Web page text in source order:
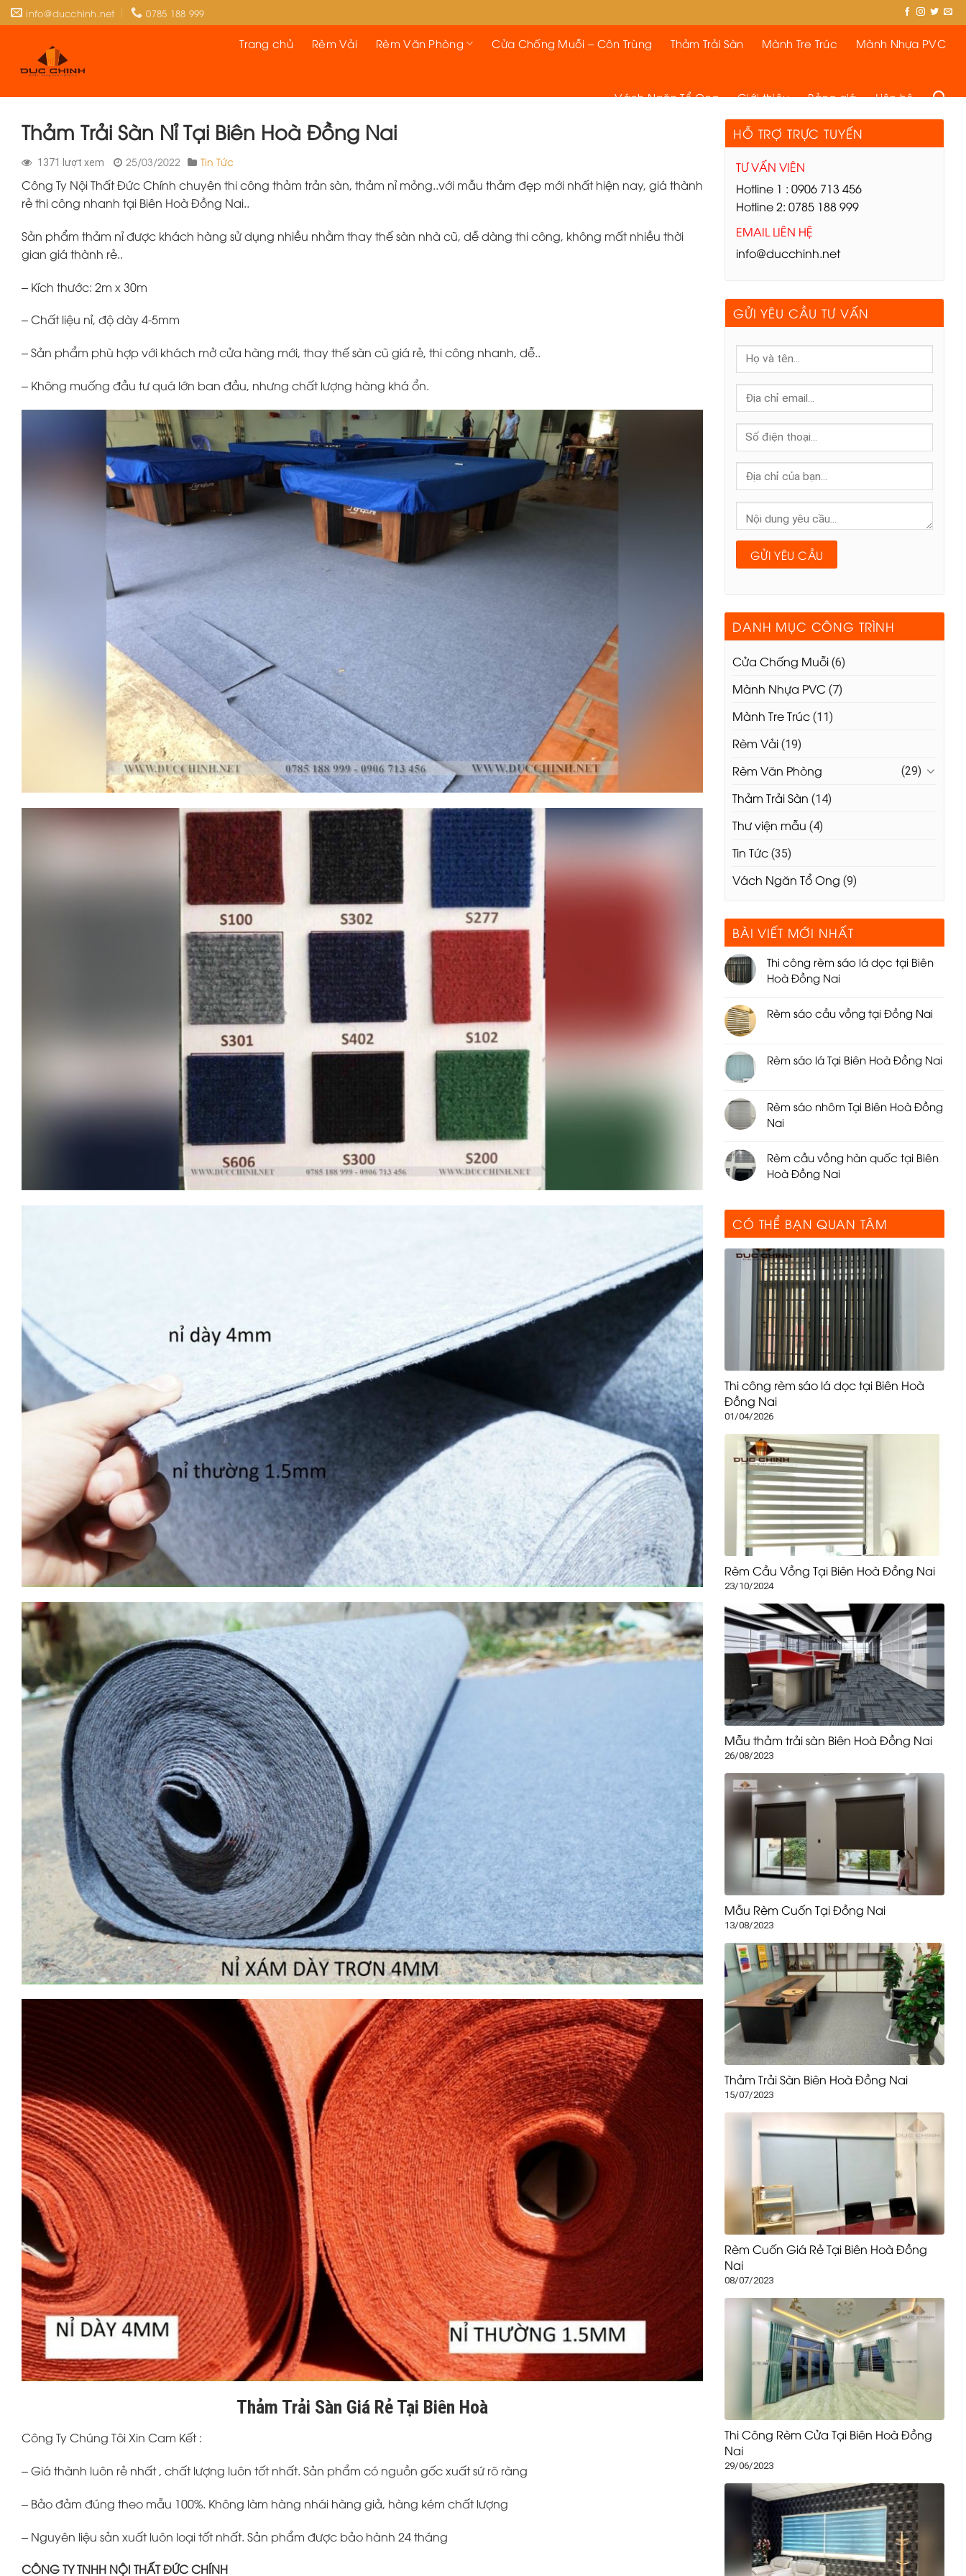
Skip
to
info@ducchinh.net 0785 188 999
Trang chủ Rèm Vải Rèm Văn Phòng Cửa Chống Muỗi – Côn Trùng Thảm Trải Sàn Mành Tre Trúc Mành Nhựa PVC
Vách Ngăn Tổ Ong Giới thiệu Bảng giá Liên hệ
Thảm Trải Sàn Nỉ Tại Biên Hoà Đồng Nai
1371 lượt xem 25/03/2022 Tin Tức
Công Ty Nội Thất Đức Chính chuyên thi công thảm trản sàn, thảm nỉ mỏng..với mẫu thảm đẹp mới nhất hiện nay, giá thành
rẻ thi công nhanh tại Biên Hoà Đồng Nai..
Sản phẩm thảm nỉ được khách hàng sử dụng nhiều nhằm thay thế sàn nhà cũ, dễ dàng thi công, không mất nhiều thời
gian giá thành rẻ..
– Kích thước: 2m x 30m
– Chất liệu nỉ, độ dày 4-5mm
– Sản phẩm phù hợp với khách mở cửa hàng mới, thay thế sàn cũ giá rẻ, thi công nhanh, dễ..
– Không muống đầu tư quá lớn ban đầu, nhưng chất lượng hàng khá ổn.
Thảm Trải Sàn Giá Rẻ Tại Biên Hoà
Công Ty Chúng Tôi Xin Cam Kết :
– Giá thành luôn rẻ nhất , chất lượng luôn tốt nhất. Sản phẩm có nguồn gốc xuất sứ rõ ràng
– Bảo đảm đúng theo mẫu 100%. Không làm hàng nhái hàng giả, hàng kém chất lượng
– Nguyên liệu sản xuất luôn loại tốt nhất. Sản phẩm được bảo hành 24 tháng
CÔNG TY TNHH NỘI THẤT ĐỨC CHÍNH
HỖ TRỢ TRỰC TUYẾN
TƯ VẤN VIÊN
Hotline 1 : 0906 713 456
Hotline 2: 0785 188 999
EMAIL LIÊN HỆ
info@ducchinh.net
GỬI YÊU CẦU TƯ VẤN
DANH MỤC CÔNG TRÌNH
Cửa Chống Muỗi (6)
Mành Nhựa PVC (7)
Mành Tre Trúc (11)
Rèm Vải (19)
Rèm Văn Phòng (29)
Thảm Trải Sàn (14)
Thư viện mẫu (4)
Tin Tức (35)
Vách Ngăn Tổ Ong (9)
BÀI VIẾT MỚI NHẤT
Thi công rèm sáo lá dọc tại Biên
Hoà Đồng Nai
Rèm sáo cầu vồng tại Đồng Nai
Rèm sáo lá Tại Biên Hoà Đồng Nai
Rèm sáo nhôm Tại Biên Hoà Đồng
Nai
Rèm cầu vồng hàn quốc tại Biên
Hoà Đồng Nai
CÓ THỂ BẠN QUAN TÂM
Thi công rèm sáo lá dọc tại Biên Hoà
Đồng Nai
01/04/2026
Rèm Cầu Vồng Tại Biên Hoà Đồng Nai
23/10/2024
Mẫu thảm trải sàn Biên Hoà Đồng Nai
26/08/2023
Mẫu Rèm Cuốn Tại Đồng Nai
13/08/2023
Thảm Trải Sàn Biên Hoà Đồng Nai
15/07/2023
Rèm Cuốn Giá Rẻ Tại Biên Hoà Đồng
Nai
08/07/2023
Thi Công Rèm Cửa Tại Biên Hoà Đồng
Nai
29/06/2023